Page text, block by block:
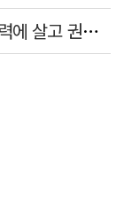
홍준표, 한동훈 맹폭…"조선제일껌, 권력에 살고 권력에 죽었다"